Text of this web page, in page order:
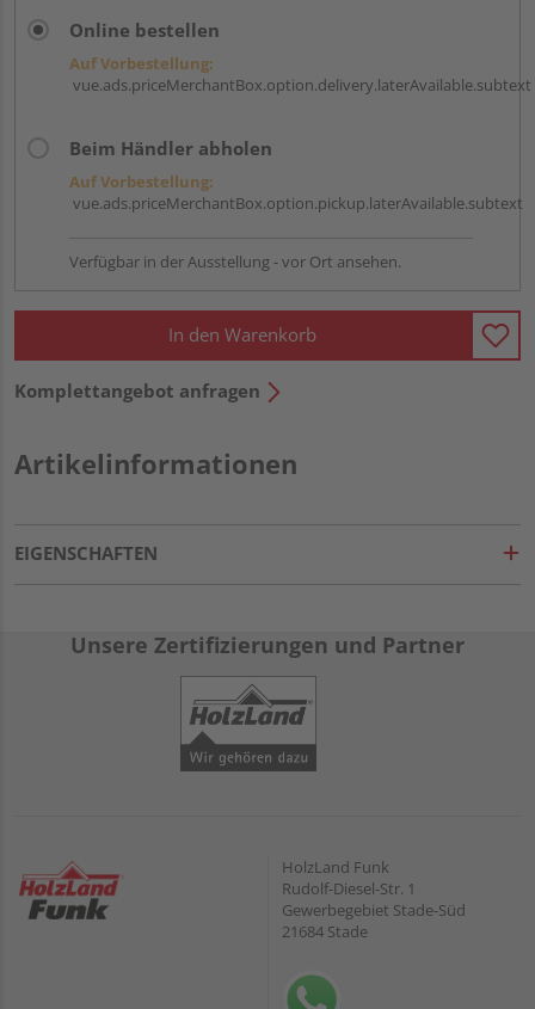
Online bestellen
Auf Vorbestellung:
vue.ads.priceMerchantBox.option.delivery.laterAvailable.subtext
Beim Händler abholen
Auf Vorbestellung:
vue.ads.priceMerchantBox.option.pickup.laterAvailable.subtext
Verfügbar in der Ausstellung - vor Ort ansehen.
In den Warenkorb
Komplettangebot anfragen
Artikelinformationen
EIGENSCHAFTEN
Unsere Zertifizierungen und Partner
HolzLand Funk
Rudolf-Diesel-Str. 1
Gewerbegebiet Stade-Süd
21684 Stade